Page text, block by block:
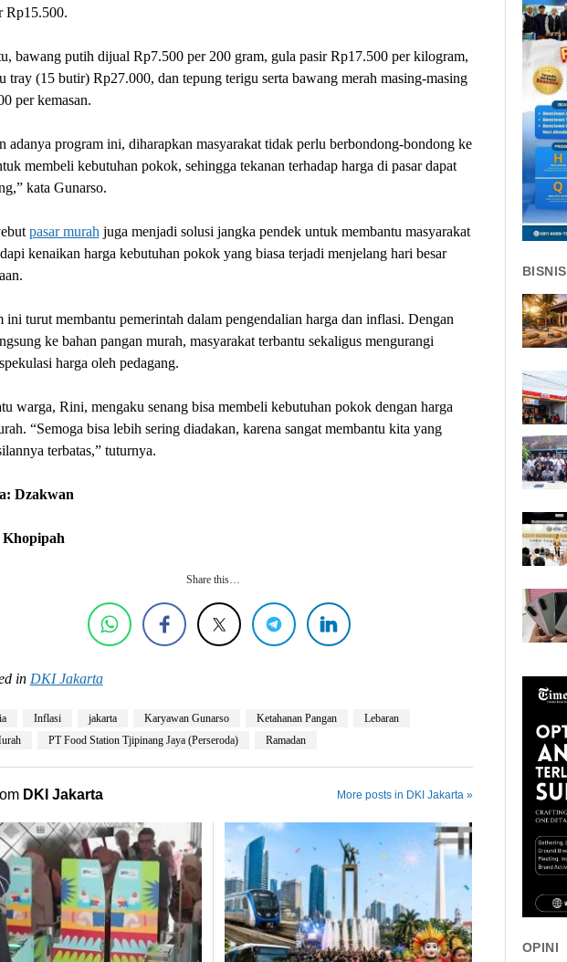
Rp15.500.
bawang putih dijual Rp7.500 per 200 gram, gula pasir Rp17.500 per kilogram,
tray (15 butir) Rp27.000, dan tepung terigu serta bawang merah masing-masing
per kemasan.
adanya program ini, diharapkan masyarakat tidak perlu berbondong-bondong ke
membeli kebutuhan pokok, sehingga tekanan terhadap harga di pasar dapat
kata Gunarso.
pasar murah juga menjadi solusi jangka pendek untuk membantu masyarakat
kenaikan harga kebutuhan pokok yang biasa terjadi menjelang hari besar
ini turut membantu pemerintah dalam pengendalian harga dan inflasi. Dengan
ke bahan pangan murah, masyarakat terbantu sekaligus mengurangi
harga oleh pedagang.
warga, Rini, mengaku senang bisa membeli kebutuhan pokok dengan harga
“Semoga bisa lebih sering diadakan, karena sangat membantu kita yang
terbatas,” tuturnya.
Dzakwan
Share this…
in DKI Jakarta
Inflasi jakarta Karyawan Gunarso Ketahanan Pangan
Lebaran
PT Food Station Tjipinang Jaya (Perseroda) Ramadan
DKI Jakarta More posts in DKI Jakarta »
BISNIS
OPINI